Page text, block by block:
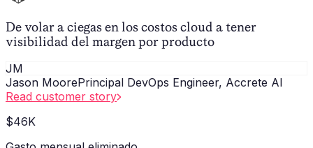
De volar a ciegas en los costos cloud a tener
visibilidad del margen por producto
JM
Jason MoorePrincipal DevOps Engineer, Accrete AI
Read customer story
$46K